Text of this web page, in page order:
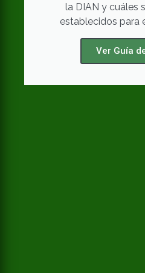
la DIAN y cuáles
establecidos para
Ver Guía